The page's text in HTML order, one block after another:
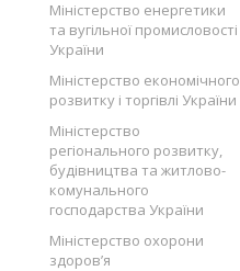
Міністерство енергетики
та вугільної промисловості
України
Міністерство економічного
розвитку і торгівлі України
Міністерство
регіонального розвитку,
будівництва та житлово-
комунального
господарства України
Міністерство охорони
здоров’я